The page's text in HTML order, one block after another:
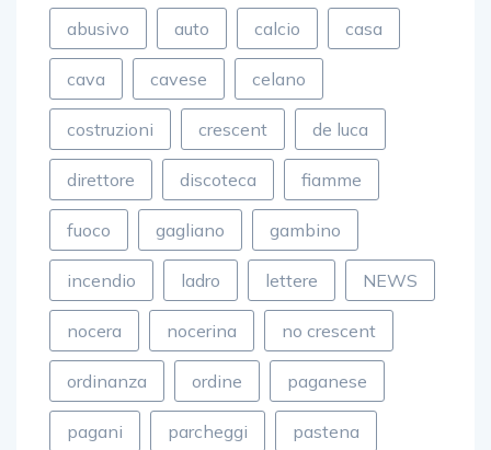
abusivo auto calcio casa
cava cavese celano
costruzioni crescent de luca
direttore discoteca fiamme
fuoco gagliano gambino
incendio ladro lettere NEWS
nocera nocerina no crescent
ordinanza ordine paganese
pagani parcheggi pastena